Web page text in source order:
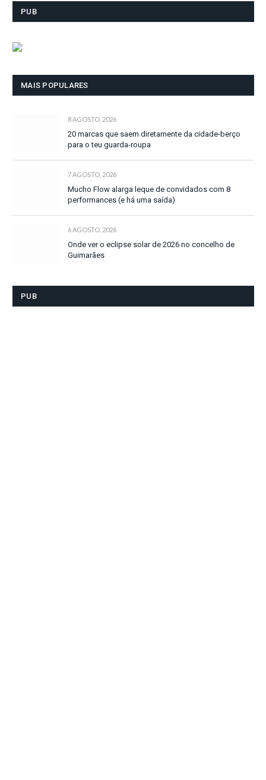
PUB
MAIS POPULARES
8 AGOSTO, 2026
20 marcas que saem diretamente da cidade-berço
para o teu guarda-roupa
7 AGOSTO, 2026
Mucho Flow alarga leque de convidados com 8
performances (e há uma saída)
6 AGOSTO, 2026
Onde ver o eclipse solar de 2026 no concelho de
Guimarães
PUB